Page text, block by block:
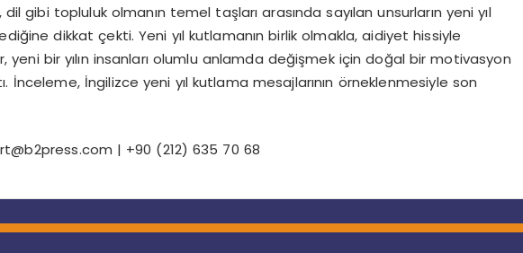
gibi topluluk olmanın temel taşları arasında sayılan unsurların yeni yıl
dikkat çekti. Yeni yıl kutlamanın birlik olmakla, aidiyet hissiyle
yeni bir yılın insanları olumlu anlamda değişmek için doğal bir motivasyon
İnceleme, İngilizce yeni yıl kutlama mesajlarının örneklenmesiyle son
| +90 (212) 635 70 68